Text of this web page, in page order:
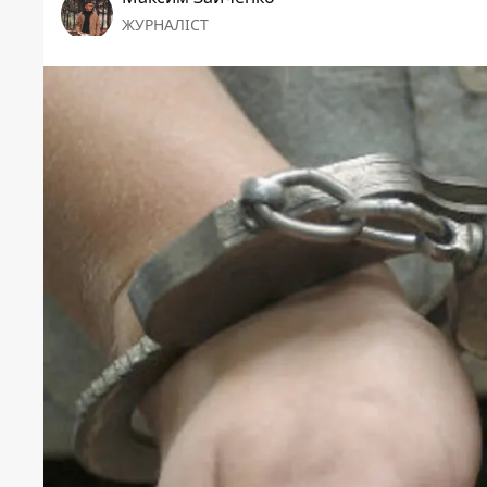
ЖУРНАЛІСТ